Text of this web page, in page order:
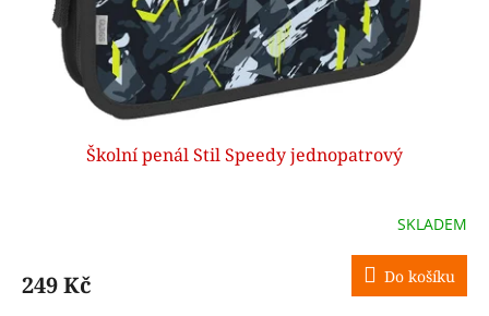
Školní penál Stil Speedy jednopatrový
SKLADEM
249 Kč Do košíku